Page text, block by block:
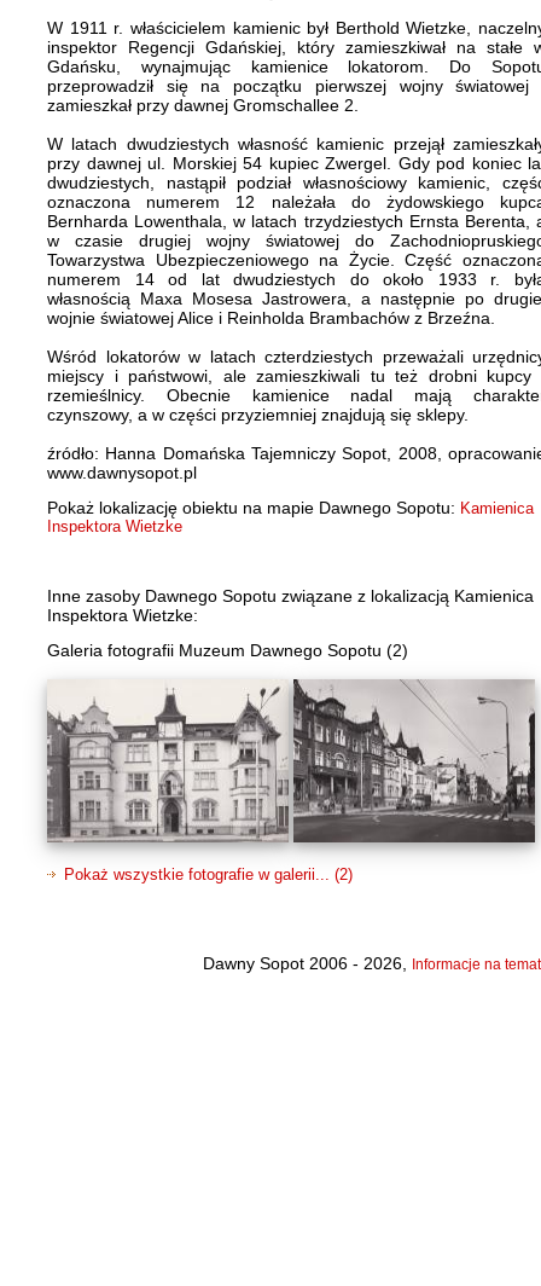
W 1911 r. właścicielem kamienic był Berthold Wietzke,
inspektor Regencji Gdańskiej, który zamieszkiwał na stałe
Gdańsku, wynajmując kamienice lokatorom. Do
przeprowadził się na początku pierwszej wojny światowej
zamieszkał przy dawnej Gromschallee 2.
W latach dwudziestych własność kamienic przejął
przy dawnej ul. Morskiej 54 kupiec Zwergel. Gdy pod koniec
dwudziestych, nastąpił podział własnościowy kamienic,
oznaczona numerem 12 należała do żydowskiego
Bernharda Lowenthala, w latach trzydziestych Ernsta Berenta,
w czasie drugiej wojny światowej do
Towarzystwa Ubezpieczeniowego na Życie. Część
numerem 14 od lat dwudziestych do około 1933 r.
własnością Maxa Mosesa Jastrowera, a następnie po
wojnie światowej Alice i Reinholda Brambachów z Brzeźna.
Wśród lokatorów w latach czterdziestych przeważali
miejscy i państwowi, ale zamieszkiwali tu też drobni kupcy
rzemieślnicy. Obecnie kamienice nadal mają
czynszowy, a w części przyziemniej znajdują się sklepy.
źródło: Hanna Domańska Tajemniczy Sopot, 2008,
www.dawnysopot.pl
Pokaż lokalizację obiektu na mapie Dawnego Sopotu: Kamienica
Inspektora Wietzke
Inne zasoby Dawnego Sopotu związane z lokalizacją Kamienica
Inspektora Wietzke:
Galeria fotografii Muzeum Dawnego Sopotu (2)
Pokaż wszystkie fotografie w galerii... (2)
Dawny Sopot 2006 - 2026, Informacje na